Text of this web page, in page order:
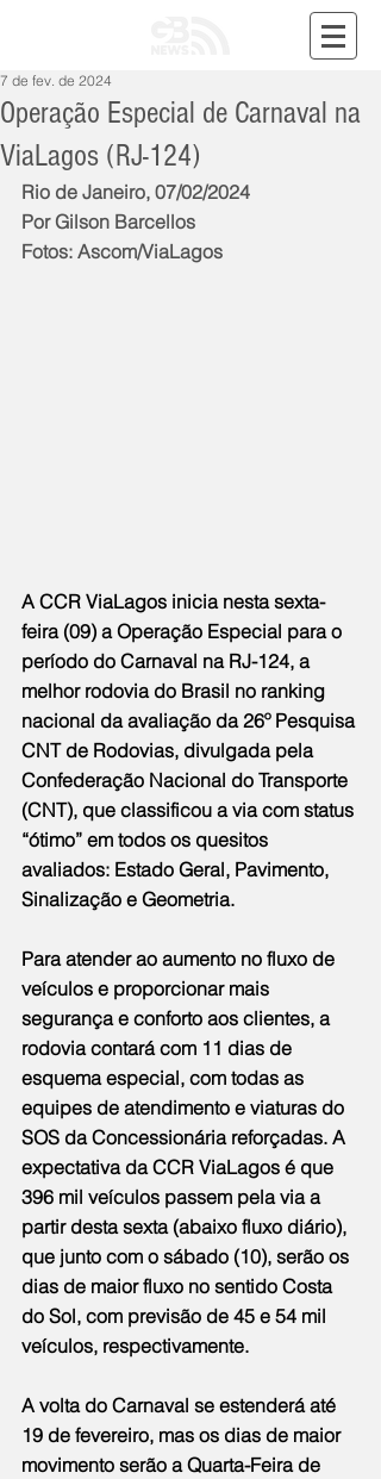
Operação Especial de Carnaval na
ViaLagos (RJ-124)
7 de fev. de 2024
Rio de Janeiro, 07/02/2024
Por Gilson Barcellos
Fotos: Ascom/ViaLagos
A CCR ViaLagos inicia nesta sexta-
feira (09) a Operação Especial para o
período do Carnaval na RJ-124, a
melhor rodovia do Brasil no ranking
nacional da avaliação da 26º Pesquisa
CNT de Rodovias, divulgada pela
Confederação Nacional do Transporte
(CNT), que classificou a via com status
“ótimo” em todos os quesitos
avaliados: Estado Geral, Pavimento,
Sinalização e Geometria.
Para atender ao aumento no fluxo de
veículos e proporcionar mais
segurança e conforto aos clientes, a
rodovia contará com 11 dias de
esquema especial, com todas as
equipes de atendimento e viaturas do
SOS da Concessionária reforçadas. A
expectativa da CCR ViaLagos é que
396 mil veículos passem pela via a
partir desta sexta (abaixo fluxo diário),
que junto com o sábado (10), serão os
dias de maior fluxo no sentido Costa
do Sol, com previsão de 45 e 54 mil
veículos, respectivamente.
A volta do Carnaval se estenderá até
19 de fevereiro, mas os dias de maior
movimento serão a Quarta-Feira de